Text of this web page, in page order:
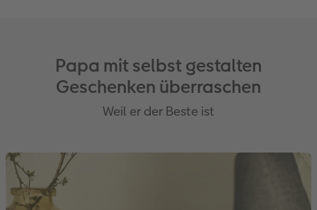
Papa mit selbst gestalten
Geschenken überraschen
Weil er der Beste ist